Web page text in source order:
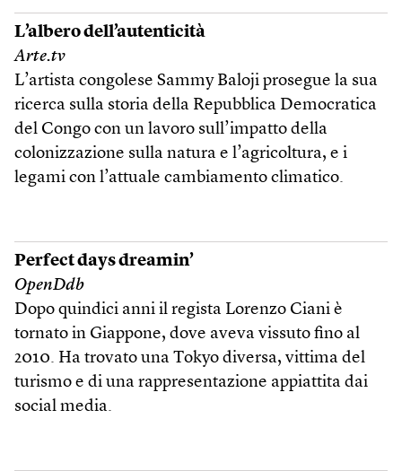
L’albero dell’autenticità
Arte.tv
L’artista congolese Sammy Baloji prosegue la sua
ricerca sulla storia della Repubblica Democratica
del Congo con un lavoro sull’impatto della
colonizzazione sulla natura e l’agricoltura, e i
legami con l’attuale cambiamento climatico.
Perfect days dreamin’
OpenDdb
Dopo quindici anni il regista Lorenzo Ciani è
tornato in Giappone, dove aveva vissuto fino al
2010. Ha trovato una Tokyo diversa, vittima del
turismo e di una rappresentazione appiattita dai
social media.